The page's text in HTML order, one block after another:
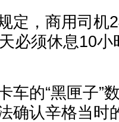
定，商用司机
必须休息10小
车的“黑匣子”
确认辛格当时